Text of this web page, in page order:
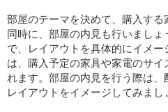
部屋のテーマを決めて、購入する
同時に、部屋の内見も行いましょ
で、レイアウトを具体的にイメ
は、購入予定の家具や家電のサ
れます。部屋の内見を行う際は
レイアウトをイメージしてみまし